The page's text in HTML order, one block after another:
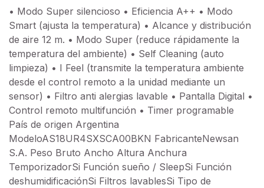
• Modo Super silencioso • Eficiencia A++ • Modo
Smart (ajusta la temperatura) • Alcance y distribución
de aire 12 m. • Modo Super (reduce rápidamente la
temperatura del ambiente) • Self Cleaning (auto
limpieza) • I Feel (transmite la temperatura ambiente
desde el control remoto a la unidad mediante un
sensor) • Filtro anti alergias lavable • Pantalla Digital •
Control remoto multifunción • Timer programable
País de origen Argentina
ModeloAS18UR4SXSCA00BKN FabricanteNewsan
S.A. Peso Bruto Ancho Altura Anchura
TemporizadorSi Función sueño / SleepSi Función
deshumidificaciónSi Filtros lavablesSi Tipo de